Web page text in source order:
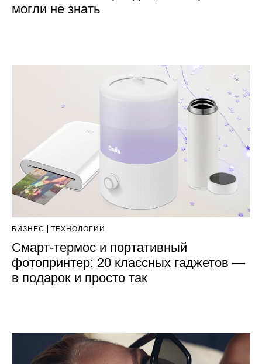
могли не знать
БИЗНЕС ТЕХНОЛОГИИ
Смарт-термос и портативный
фотопринтер: 20 классных гаджетов —
в подарок и просто так